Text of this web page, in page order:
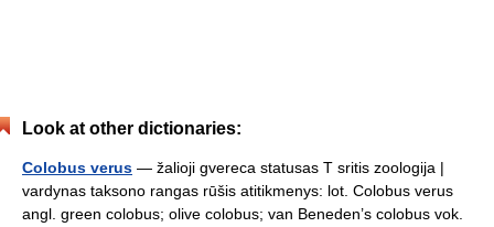
Look at other dictionaries:
Colobus verus — žalioji gvereca statusas T sritis zoologija |
vardynas taksono rangas rūšis atitikmenys: lot. Colobus verus
angl. green colobus; olive colobus; van Beneden’s colobus vok.